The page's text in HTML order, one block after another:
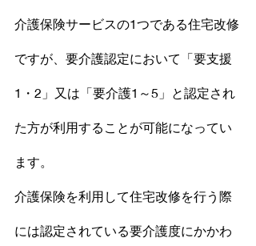
介護保険サービスの1つである住宅改修
ですが、要介護認定において「要支援
1・2」又は「要介護1～5」と認定され
た方が利用することが可能になってい
ます。
介護保険を利用して住宅改修を行う際
には認定されている要介護度にかかわ